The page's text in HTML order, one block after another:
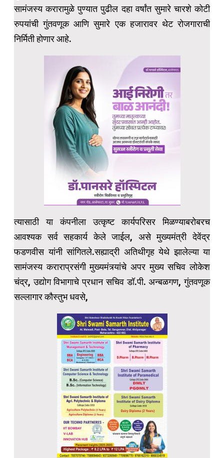
सामंजस्य करारामुळे पुण्यात पुढील दहा वर्षांत सुमारे चारशे कोटी
रुपयांची गुंतवणूक आणि सुमारे एक हजारावर थेट रोजगाराची
निर्मिती होणार आहे.
त्यासाठी या कंपनीला उत्कृष्ट कार्यपरिसर मिळण्याबरोबरच
आवश्यक सर्व सहकार्य केले जाईल, असे मुख्यमंत्री देवेंद्र
फडणवीस यांनी सांगितले.सह्याद्री अतिथीगृह येथे झालेल्या या
सामंजस्य कराराप्रसंगी मुख्यमंत्र्यांचे अपर मुख्य सचिव लोकेश
चंद्र, उद्योग विभागाचे प्रधान सचिव डॉ.पी. अन्बळगण, गुंतवणूक
सल्लागार कौस्तुभ धवसे,